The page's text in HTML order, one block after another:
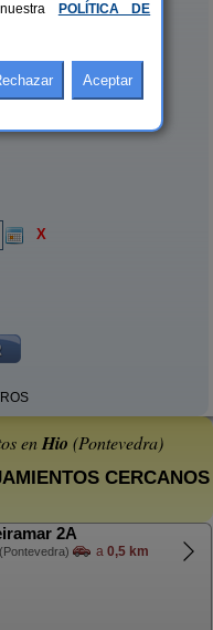
X
enHio (Pontevedra)
CERCANOS
2A
(Pontevedra) a 0,5 km
POLÍTICA DE